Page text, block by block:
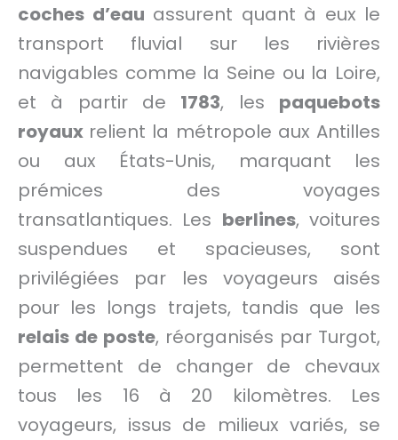
coches d’eau assurent quant à eux le
transport fluvial sur les rivières
navigables comme la Seine ou la Loire,
et à partir de 1783, les paquebots
royaux relient la métropole aux Antilles
ou aux États-Unis, marquant les
prémices des voyages
transatlantiques. Les berlines, voitures
suspendues et spacieuses, sont
privilégiées par les voyageurs aisés
pour les longs trajets, tandis que les
relais de poste, réorganisés par Turgot,
permettent de changer de chevaux
tous les 16 à 20 kilomètres. Les
voyageurs, issus de milieux variés, se